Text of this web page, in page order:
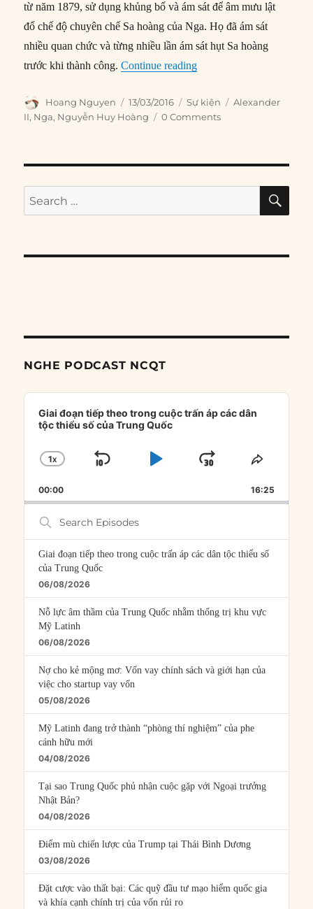
từ năm 1879, sử dụng khủng bố và ám sát để âm mưu lật
đổ chế độ chuyên chế Sa hoàng của Nga. Họ đã ám sát
nhiều quan chức và từng nhiều lần ám sát hụt Sa hoàng
trước khi thành công.Continue reading“13/03/1881: Sa hoàng
Author
Hoang Nguyen
Posted
on
13/03/2016 Categories
Sự kiện Tags
Alexander
II, Nga, Nguyễn Huy Hoàng 0 Comments
Search
for:
NGHE PODCAST NCQT
Audio
Player
Giai đoạn tiếp theo trong cuộc trấn áp các dân
tộc thiểu số của Trung Quốc
CHANGE
RATE
1X
SKIP
PLAYJUMP
FORWARD
SHARE
00:00 16:25
Search
Episodes
Giai đoạn tiếp theo trong cuộc trấn áp các dân tộc thiểu số
của Trung Quốc
06/08/2026
Nỗ lực âm thầm của Trung Quốc nhằm thống trị khu vực
Mỹ Latinh
06/08/2026
Nợ cho kẻ mộng mơ: Vốn vay chính sách và giới hạn của
việc cho startup vay vốn
05/08/2026
Mỹ Latinh đang trở thành “phòng thí nghiệm” của phe
cánh hữu mới
04/08/2026
Tại sao Trung Quốc phủ nhận cuộc gặp với Ngoại trưởng
Nhật Bản?
04/08/2026
Điểm mù chiến lược của Trump tại Thái Bình Dương
03/08/2026
Đặt cược vào thất bại: Các quỹ đầu tư mạo hiểm quốc gia
và khía cạnh chính trị của vốn rủi ro